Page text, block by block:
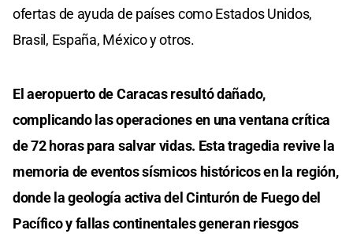
ofertas de ayuda de países como Estados Unidos,
Brasil, España, México y otros.
El aeropuerto de Caracas resultó dañado,
complicando las operaciones en una ventana crítica
de 72 horas para salvar vidas. Esta tragedia revive la
memoria de eventos sísmicos históricos en la región,
donde la geología activa del Cinturón de Fuego del
Pacífico y fallas continentales generan riesgos